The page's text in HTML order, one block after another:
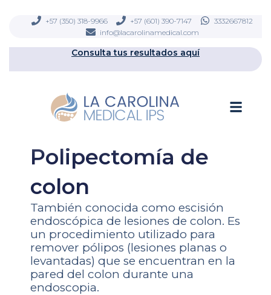
+57 (350) 318-9966 +57 (601) 390-7147
3332667812
info@lacarolinamedical.com
Consulta tus resultados aquí
Polipectomía de
colon
También conocida como escisión
endoscópica de lesiones de colon. Es
un procedimiento utilizado para
remover pólipos (lesiones planas o
levantadas) que se encuentran en la
pared del colon durante una
endoscopia.